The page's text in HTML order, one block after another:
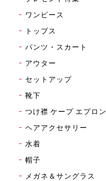
ワンピース
トップス
パンツ・スカート
アウター
セットアップ
靴下
つけ襟 ケープ エプロン
ヘアアクセサリー
水着
帽子
メガネ＆サングラス